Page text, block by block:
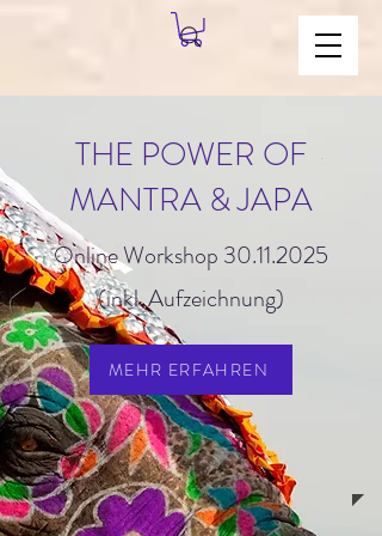
THE POWER OF
MANTRA & JAPA
Online Workshop 30.11.2025
(inkl. Aufzeichnung)
MEHR ERFAHREN